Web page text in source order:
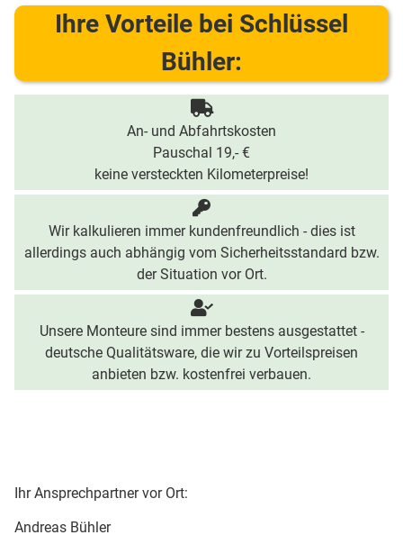
Ihre Vorteile bei Schlüssel
Bühler:
An- und Abfahrtskosten
Pauschal 19,- €
keine versteckten Kilometerpreise!
Wir kalkulieren immer kundenfreundlich - dies ist
allerdings auch abhängig vom Sicherheitsstandard bzw.
der Situation vor Ort.
Unsere Monteure sind immer bestens ausgestattet -
deutsche Qualitätsware, die wir zu Vorteilspreisen
anbieten bzw. kostenfrei verbauen.
Ihr Ansprechpartner vor Ort:
Andreas Bühler